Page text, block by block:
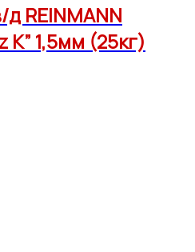
REINMANN
К” 1,5мм (25кг)